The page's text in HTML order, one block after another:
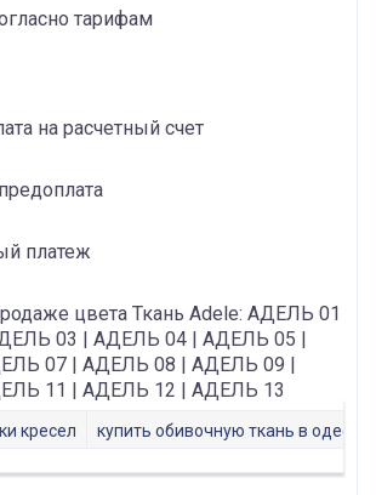
тарифам
на расчетный счет
платеж
цвета Ткань Adele: АДЕЛЬ 01
03 | АДЕЛЬ 04 | АДЕЛЬ 05 |
07 | АДЕЛЬ 08 | АДЕЛЬ 09 |
11 | АДЕЛЬ 12 | АДЕЛЬ 13
кресел купить обивочную ткань в одессе